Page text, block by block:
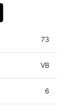
73
VB
6